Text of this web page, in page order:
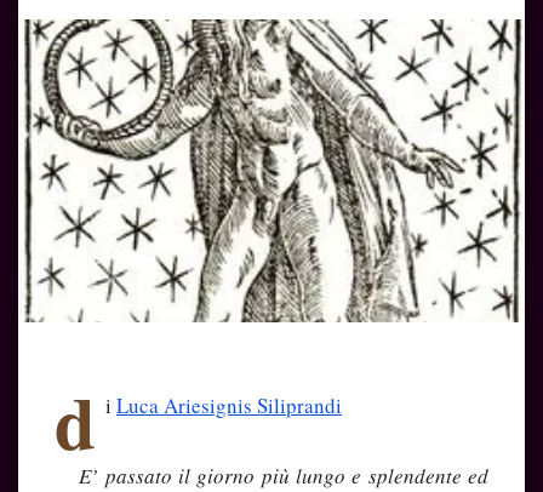
d i Luca Ariesignis Siliprandi
E’ passato il giorno più lungo e splendente ed